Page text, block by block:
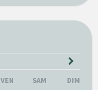
VEN SAM DIM